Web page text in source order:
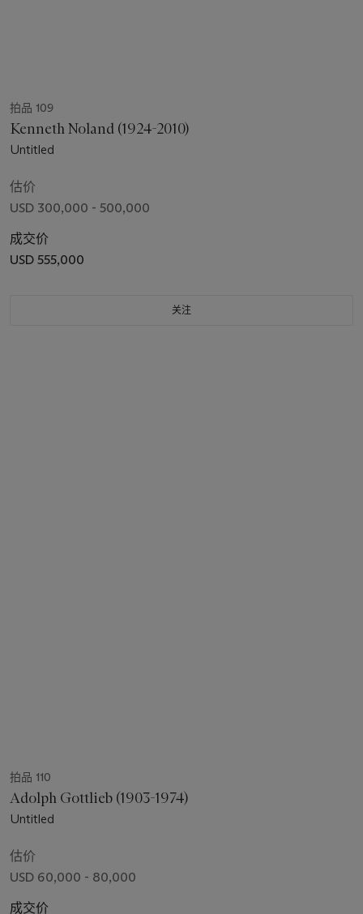
拍品 109
Kenneth Noland (1924-2010)
Untitled
估价
USD 300,000 - 500,000
成交价
USD 555,000
关注
拍品 110
Adolph Gottlieb (1903-1974)
Untitled
估价
USD 60,000 - 80,000
成交价